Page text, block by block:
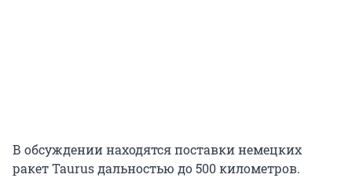
В обсуждении находятся поставки немецких
ракет Taurus дальностью до500 километров.